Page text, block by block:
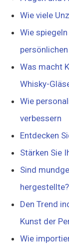
Wie viele
Wie
Was macht
Whisky-
Wie
verbessern
Entdecken
Stärken Sie
Sind
hergestellte?
Den Trend
Kunst der
Wie